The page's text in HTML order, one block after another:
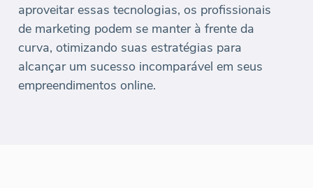
aproveitar essas tecnologias, os profissionais
de marketing podem se manter à frente da
curva, otimizando suas estratégias para
alcançar um sucesso incomparável em seus
empreendimentos online.